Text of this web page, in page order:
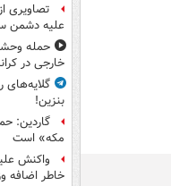
تصاویری
علیه دشمن
حمله
خارجی در
گلایه‌های
بنزین!
گاردین:
مکه» است
واکنش
خاطر اضافه